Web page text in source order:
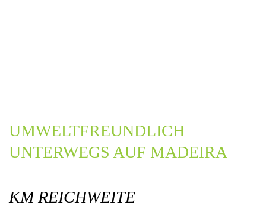
UMWELTFREUNDLICH
UNTERWEGS AUF MADEIRA
KM REICHWEITE